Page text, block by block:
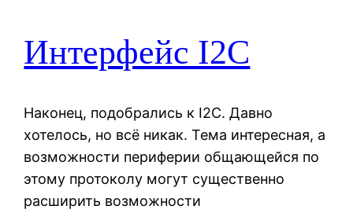
Интерфейс I2C
Наконец, подобрались к I2C. Давно
хотелось, но всё никак. Тема интересная, а
возможности периферии общающейся по
этому протоколу могут существенно
расширить возможности